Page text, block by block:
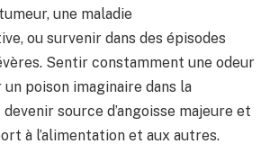
une maladie
ou survenir dans des épisodes
Sentir constamment une odeur
poison imaginaire dans la
source d’angoisse majeure et
à l’alimentation et aux autres.